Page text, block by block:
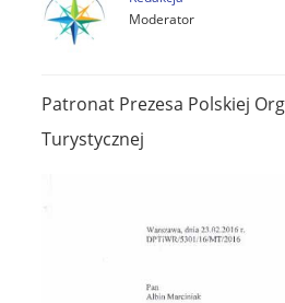
Moderator
Patronat Prezesa Polskiej
Turystycznej